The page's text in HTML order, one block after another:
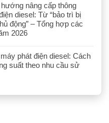
nâng cấp thông
diesel: Từ “bảo trì bị
động” – Tổng hợp các
2026
phát điện diesel: Cách
suất theo nhu cầu sử